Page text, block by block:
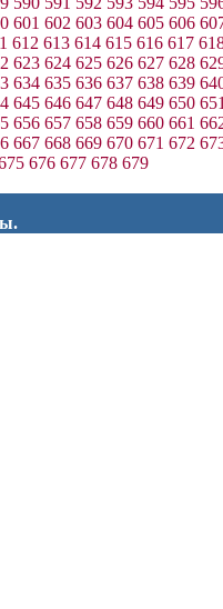
601 602 603 604 605 606
612 613 614 615 616 617
623 624 625 626 627 628
634 635 636 637 638 639
645 646 647 648 649 650
656 657 658 659 660 661
667 668 669 670 671 672
676 677 678 679